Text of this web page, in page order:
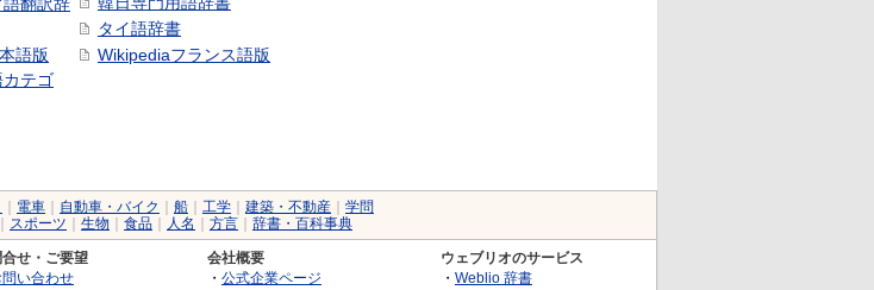
語版
カテゴ
タイ語辞書
Wikipediaフランス語版
電車 自動車・バイク 船 工学 建築・不動産
学問
スポーツ 生物 食品 人名 方言 辞書・百科事典
合せ・ご要望
問い合わせ
会社概要
・ 公式企業ページ
ウェブリオのサービス
・ Weblio 辞書